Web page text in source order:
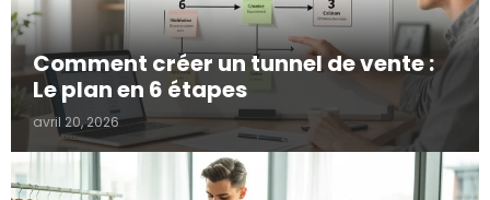
Comment créer un tunnel de vente :
Le plan en 6 étapes
avril 20, 2026